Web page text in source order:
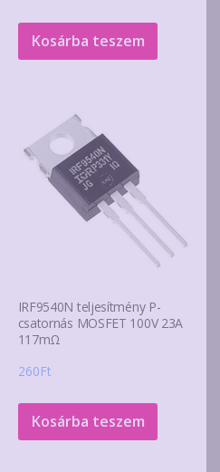
Kosárba teszem
IRF9540N teljesítmény P-
csatornás MOSFET 100V 23A
117mΩ
260Ft
Kosárba teszem